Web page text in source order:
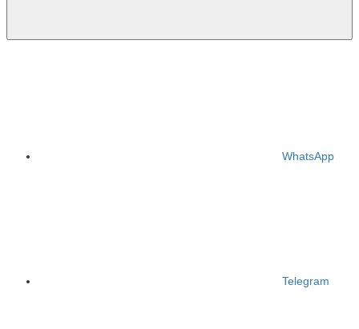
WhatsApp
Telegram